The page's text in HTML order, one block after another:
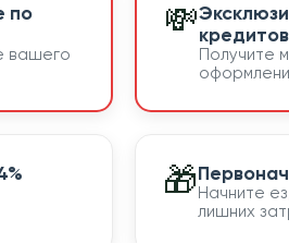
по
вашего
💸
Получите
🎁Начните
лишних